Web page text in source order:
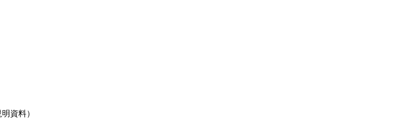
資料）